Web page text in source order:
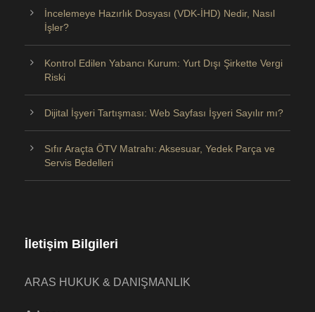
İncelemeye Hazırlık Dosyası (VDK-İHD) Nedir, Nasıl
İşler?
Kontrol Edilen Yabancı Kurum: Yurt Dışı Şirkette Vergi
Riski
Dijital İşyeri Tartışması: Web Sayfası İşyeri Sayılır mı?
Sıfır Araçta ÖTV Matrahı: Aksesuar, Yedek Parça ve
Servis Bedelleri
İletişim Bilgileri
ARAS HUKUK & DANIŞMANLIK